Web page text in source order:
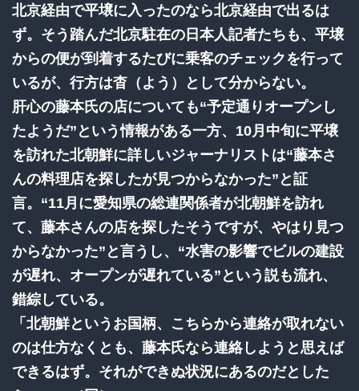
北京経由で平壌に入ったのなら北京経由で出るは
ず。そう踏んだ北京駐在の日本人記者たちも、平壌
からの便が到着するたびに乗客のチェックを行って
いるが、行方は杳（よう）として分からない。
肝心の藤本氏の店についても“予定通りオープンし
たようだ”という情報がある一方、10月中旬に平壌
を訪れた北朝鮮に詳しいジャーナリストは“藤本さ
んの料理店を探したが見つからなかった”と証
言。“11月に愛知県の総連関係者が北朝鮮を訪れ
て、藤本さんの店を探したそうですが、やはり見つ
からなかった”と言うし、“水害の影響でビルの建設
が遅れ、オープンが遅れている”という説も流れ、
錯綜している。
「北朝鮮というお国柄、こちらから連絡が取れない
のは仕方なくとも、藤本氏なら連絡しようと思えば
できるはず。それができぬ状況にあるのだとした